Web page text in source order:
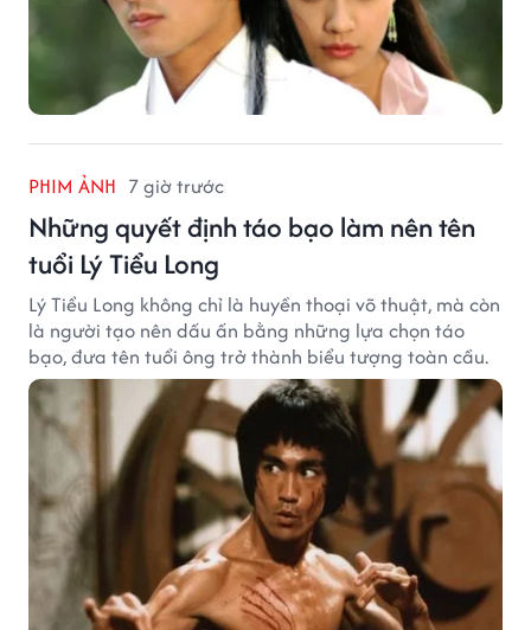
PHIM ẢNH 7 giờ trước
Những quyết định táo bạo làm nên tên
tuổi Lý Tiểu Long
Lý Tiểu Long không chỉ là huyền thoại võ thuật, mà còn
là người tạo nên dấu ấn bằng những lựa chọn táo
bạo, đưa tên tuổi ông trở thành biểu tượng toàn cầu.